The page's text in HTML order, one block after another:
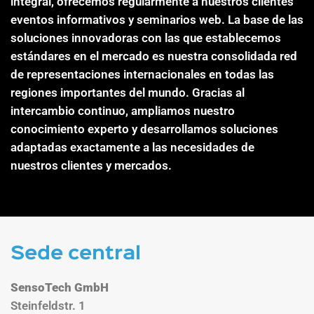
eventos informativos y seminarios web. La base de las
soluciones innovadoras con las que establecemos
estándares en el mercado es nuestra consolidada red
de representaciones internacionales en todas las
regiones importantes del mundo. Gracias al
intercambio continuo, ampliamos nuestro
conocimiento experto y desarrollamos soluciones
adaptadas exactamente a las necesidades de
nuestros clientes y mercados.
Sede central
SensoTech GmbH
Steinfeldstr. 1